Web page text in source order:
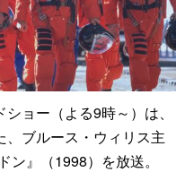
ョー（よる9時～）は、
ブルース・ウィリス主
』（1998）を放送。